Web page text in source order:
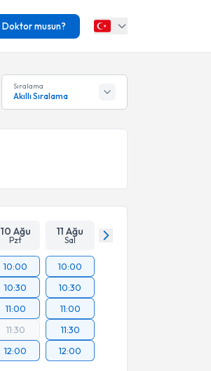
Doktor musun?
Sıralama
Akıllı Sıralama
10 Ağu
Pzt
11 Ağu
Sal
10:00
10:30
11:00
11:30
12:00
10:00
10:30
11:00
11:30
12:00